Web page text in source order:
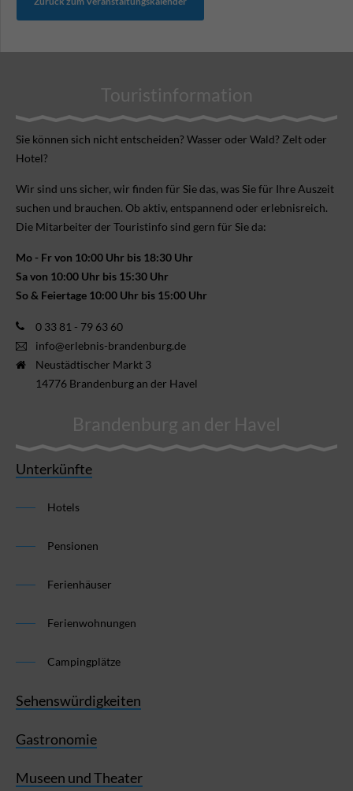
Touristinformation
Sie können sich nicht ent­scheiden? Wasser oder Wald? Zelt oder
Hotel?
Wir sind uns sicher, wir finden für Sie das, was Sie für Ihre Aus­zeit
suchen und brauchen. Ob aktiv, ent­spannend oder erlebnis­reich.
Die Mitarbeiter der Touristinfo sind gern für Sie da:
Mo - Fr von 10:00 Uhr bis 18:30 Uhr
Sa von 10:00 Uhr bis 15:30 Uhr
So & Feiertage 10:00 Uhr bis 15:00 Uhr
0 33 81 - 79 63 60
info@erlebnis-brandenburg.de
Neustädtischer Markt 3
14776 Brandenburg an der Havel
Brandenburg an der Havel
Unterkünfte
Hotels
Pensionen
Ferienhäuser
Ferienwohnungen
Campingplätze
Sehenswürdigkeiten
Gastronomie
Museen und Theater